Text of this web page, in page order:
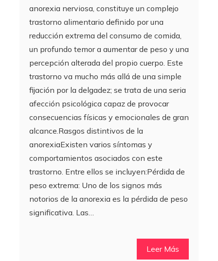
anorexia nerviosa, constituye un complejo
trastorno alimentario definido por una
reducción extrema del consumo de comida,
un profundo temor a aumentar de peso y una
percepción alterada del propio cuerpo. Este
trastorno va mucho más allá de una simple
fijación por la delgadez; se trata de una seria
afección psicológica capaz de provocar
consecuencias físicas y emocionales de gran
alcance.Rasgos distintivos de la
anorexiaExisten varios síntomas y
comportamientos asociados con este
trastorno. Entre ellos se incluyen:Pérdida de
peso extrema: Uno de los signos más
notorios de la anorexia es la pérdida de peso
significativa. Las…
Leer Más